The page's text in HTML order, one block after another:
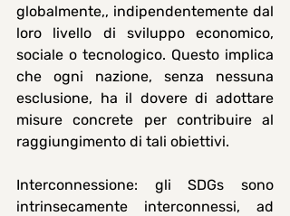
globalmente,, indipendentemente dal
loro livello di sviluppo economico,
sociale o tecnologico. Questo implica
che ogni nazione, senza nessuna
esclusione, ha il dovere di adottare
misure concrete per contribuire al
raggiungimento di tali obiettivi.
Interconnessione: gli SDGs sono
intrinsecamente interconnessi, ad